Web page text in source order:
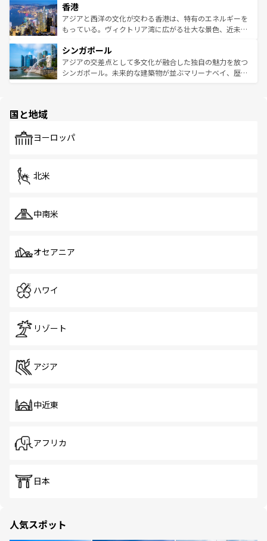
とつ。フォーやバインミー、ベトナムコーヒーなどは、ぜ
ひ現地で味わいたい。どの地域を訪れてもあたたかい人々
が旅行者を迎えてくれるので、きっと忘れられない旅にな
参照してほしい。
の活気が交差している。北部ではチェンマイなどの山岳地
帯で自然と触れ合い、南部ではプーケットやクラビの美し
いビーチでリゾート気分を楽しむことができる。タイ料理
激する。気候は一年中温暖で、どの季節にも異なる楽しみ
が待っている。親しみやすいタイの人々、仏教を中心とし
た文化、そして多様な観光資源が、訪れる旅人を魅了し続
香港
アジアと西洋の文化が交わる香港は、特有のエネルギーを
もっている。ヴィクトリア湾に広がる壮大な景色、近未来
み、どこを訪れても感動するはず。観光スポットが密集し
ており、効率よく見どころを回れるのも魅力。息をのむよ
うな絶景から文化的な体験まで、香港を存分に楽しみ尽く
シンガポール
アジアの交差点として多文化が融合した独自の魅力を放つ
シンガポール。未来的な建築物が並ぶマリーナベイ、歴史
で、ホーカーズは地元の風情を楽しめる外せないスポット
国と地域
ヨーロッパ
北米
中南米
オセアニア
ハワイ
リゾート
アジア
中近東
アフリカ
日本
人気スポット